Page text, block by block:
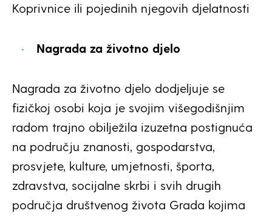
Koprivnice ili pojedinih njegovih djelatnosti
Nagrada za životno djelo
Nagrada za životno djelo dodjeljuje se
fizičkoj osobi koja je svojim višegodišnjim
radom trajno obilježila izuzetna postignuća
na području znanosti, gospodarstva,
prosvjete, kulture, umjetnosti, športa,
zdravstva, socijalne skrbi i svih drugih
područja društvenog života Grada kojima